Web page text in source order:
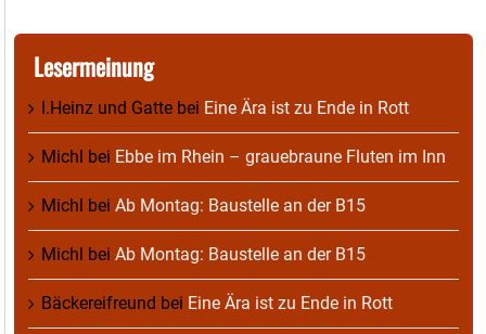
Lesermeinung
I.Heinz und Gatte bei Eine Ära ist zu Ende in Rott
Michl bei Ebbe im Rhein – grauebraune Fluten im Inn
Michl bei Ab Montag: Baustelle an der B15
Michl bei Ab Montag: Baustelle an der B15
Bäckereifreund bei Eine Ära ist zu Ende in Rott